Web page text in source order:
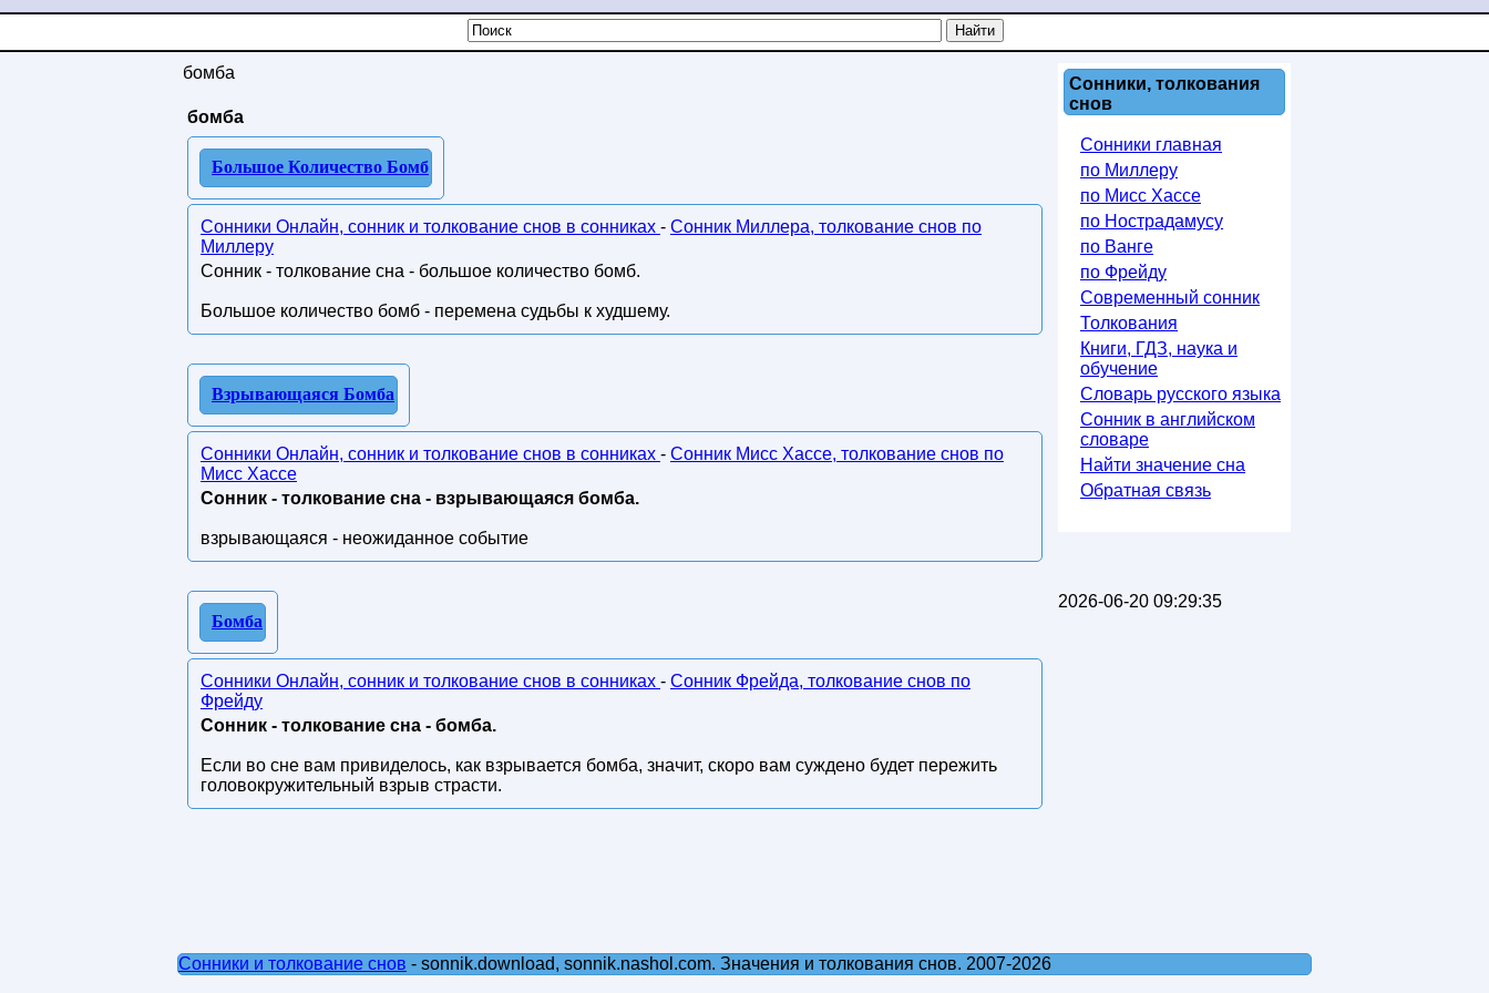
бомба
бомба
Большое Количество Бомб
Сонники Онлайн, сонник и толкование снов в сонниках - Сонник Миллера, толкование снов по
Миллеру
Сонник - толкование сна - большое количество бомб.
Большое количество бомб - перемена судьбы к худшему.
Взрывающаяся Бомба
Сонники Онлайн, сонник и толкование снов в сонниках - Сонник Мисс Хассе, толкование снов по
Мисс Хассе
Сонник - толкование сна - взрывающаяся бомба.
взрывающаяся - неожиданное событие
Бомба
Сонники Онлайн, сонник и толкование снов в сонниках - Сонник Фрейда, толкование снов по
Фрейду
Сонник - толкование сна - бомба.
Если во сне вам привиделось, как взрывается бомба, значит, скоро вам суждено будет пережить
головокружительный взрыв страсти.
Сонники, толкования
снов
Сонники главная
по Миллеру
по Мисс Хассе
по Нострадамусу
по Ванге
по Фрейду
Современный сонник
Толкования
Книги, ГДЗ, наука и
обучение
Словарь русского языка
Сонник в английском
словаре
Найти значение сна
Обратная связь
2026-06-20 09:29:35
Сонники и толкование снов - sonnik.download, sonnik.nashol.com. Значения и толкования снов. 2007-2026